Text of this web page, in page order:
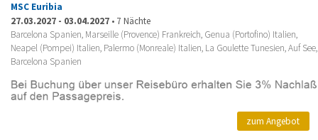
MSC Euribia
27.03.2027 - 03.04.2027 • 7 Nächte
Barcelona Spanien, Marseille (Provence) Frankreich, Genua (Portofino) Italien,
Neapel (Pompei) Italien, Palermo (Monreale) Italien, La Goulette Tunesien, Auf See,
Barcelona Spanien
zum Angebot